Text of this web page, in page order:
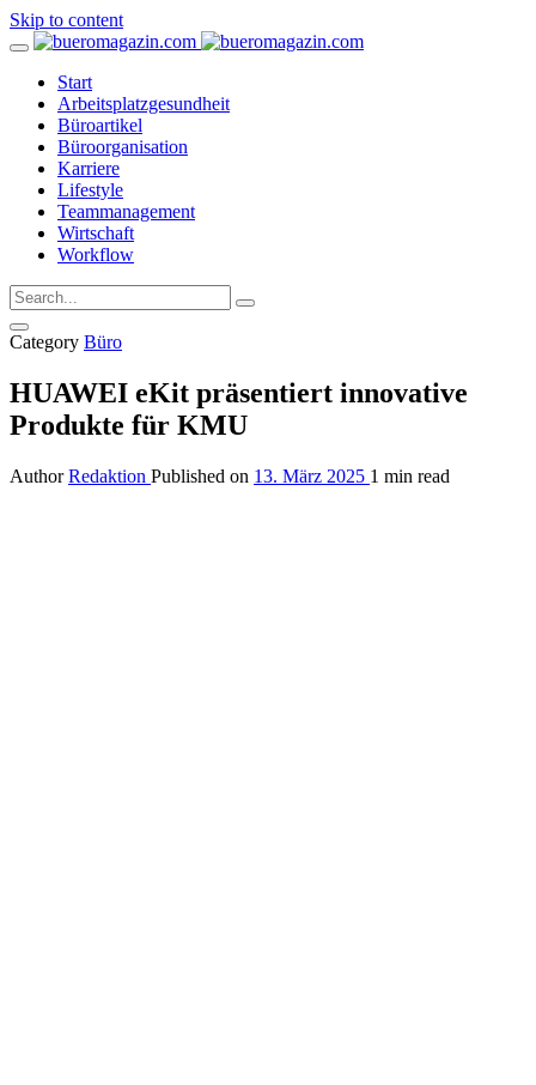
Skip to content
Start
Arbeitsplatzgesundheit
Büroartikel
Büroorganisation
Karriere
Lifestyle
Teammanagement
Wirtschaft
Workflow
Category Büro
HUAWEI eKit präsentiert innovative
Produkte für KMU
Author Redaktion Published on 13. März 2025 1 min read